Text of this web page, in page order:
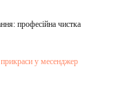
професійна чистка
у месенджер